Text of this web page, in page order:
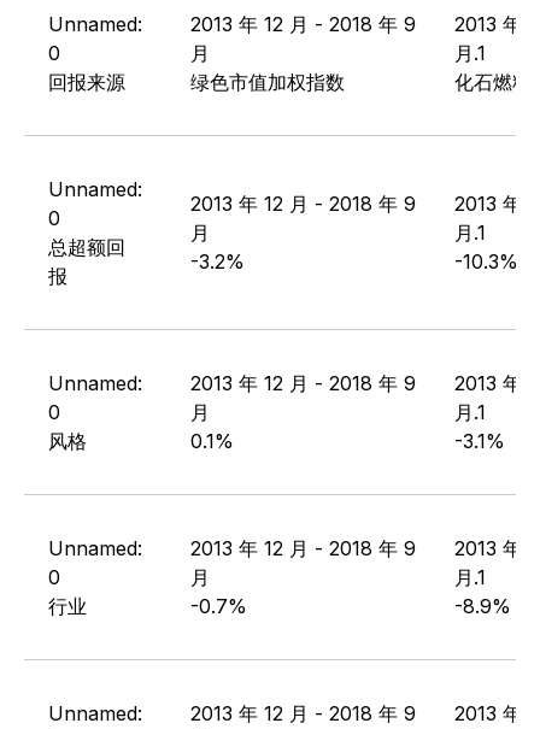
Unnamed:
0
回报来源
2013 年 12 月 - 2018 年 9
月
绿色市值加权指数
2013 年
月.1
化石燃料
Unnamed:
0
总超额回
报
2013 年 12 月 - 2018 年 9
月
-3.2%
2013 年
月.1
-10.3%
Unnamed:
0
风格
2013 年 12 月 - 2018 年 9
月
0.1%
2013 年
月.1
-3.1%
Unnamed:
0
行业
2013 年 12 月 - 2018 年 9
月
-0.7%
2013 年
月.1
-8.9%
Unnamed:
2013 年 12 月 - 2018 年 9
2013 年